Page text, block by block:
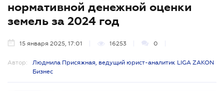
нормативной денежной оценки
земель за 2024 год
15 января 2025, 17:01 16253 0
Автор:
Людмила Присяжная, ведущий юрист-аналитик LIGA ZAKON
Бизнес